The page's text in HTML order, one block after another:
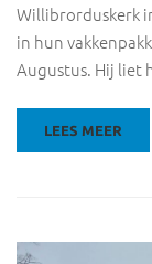
Willibrorduskerk
in hun
Augustus. Hij liet
LEES MEER